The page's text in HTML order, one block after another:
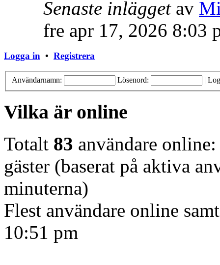
Senaste inläggetav
fre apr 17, 2026 8:03
Logga in • Registrera
Användarnamn: Lösenord: |
Vilka är online
Totalt 83 användare
gäster (baserat på aktiva
minuterna)
Flest användare online
10:51 pm